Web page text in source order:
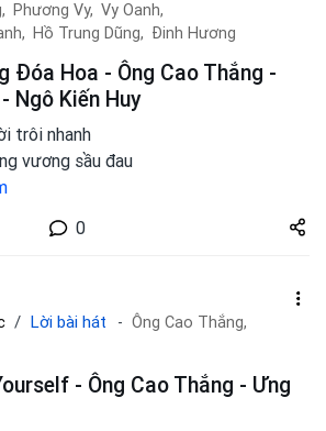
Phương Vy, Vy Oanh,
Hồ Trung Dũng, Đinh Hương
Đóa Hoa - Ông Cao Thắng -
Ngô Kiến Huy
trôi nhanh
vương sầu đau
0
Share
zuto.vn
Lời bài hát
Ông Cao Thắng,
- Ông Cao Thắng - Ưng